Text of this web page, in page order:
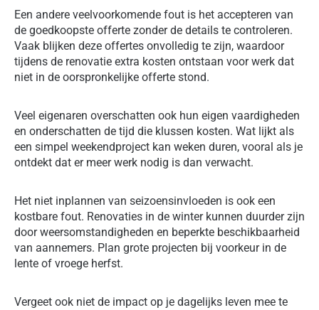
Een andere veelvoorkomende fout is het accepteren van
de goedkoopste offerte zonder de details te controleren.
Vaak blijken deze offertes onvolledig te zijn, waardoor
tijdens de renovatie extra kosten ontstaan voor werk dat
niet in de oorspronkelijke offerte stond.
Veel eigenaren overschatten ook hun eigen vaardigheden
en onderschatten de tijd die klussen kosten. Wat lijkt als
een simpel weekendproject kan weken duren, vooral als je
ontdekt dat er meer werk nodig is dan verwacht.
Het niet inplannen van seizoensinvloeden is ook een
kostbare fout. Renovaties in de winter kunnen duurder zijn
door weersomstandigheden en beperkte beschikbaarheid
van aannemers. Plan grote projecten bij voorkeur in de
lente of vroege herfst.
Vergeet ook niet de impact op je dagelijks leven mee te